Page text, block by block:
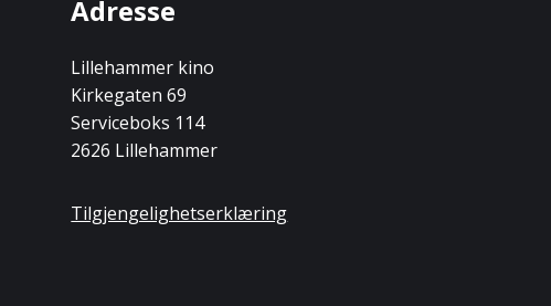
Adresse
Lillehammer kino
Kirkegaten 69
Serviceboks 114
2626 Lillehammer
Tilgjengelighetserklæring